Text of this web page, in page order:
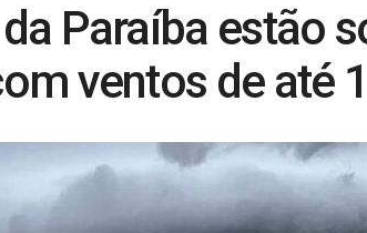
Paraíba estão
ventos de até